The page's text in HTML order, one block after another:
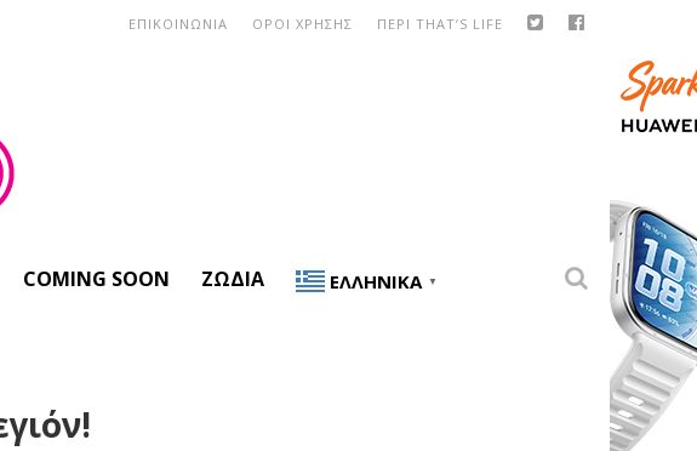
ΠΕΡΙ THAT’S LIFE
ΟΡΟΙ ΧΡΗΣΗΣ
ΕΠΙΚΟΙΝΩΝΙΑ
COMING SOON ΖΏΔΙΑ ΕΛΛΗΝΙΚΆ ▼